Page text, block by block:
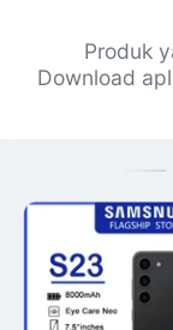
Produk
Download